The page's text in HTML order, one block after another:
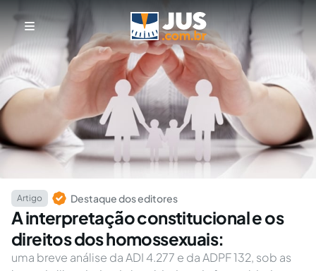
Artigo Destaque dos editores
A interpretação constitucional e os
direitos dos homossexuais:
uma breve análise da ADI 4.277 e da ADPF 132, sob as